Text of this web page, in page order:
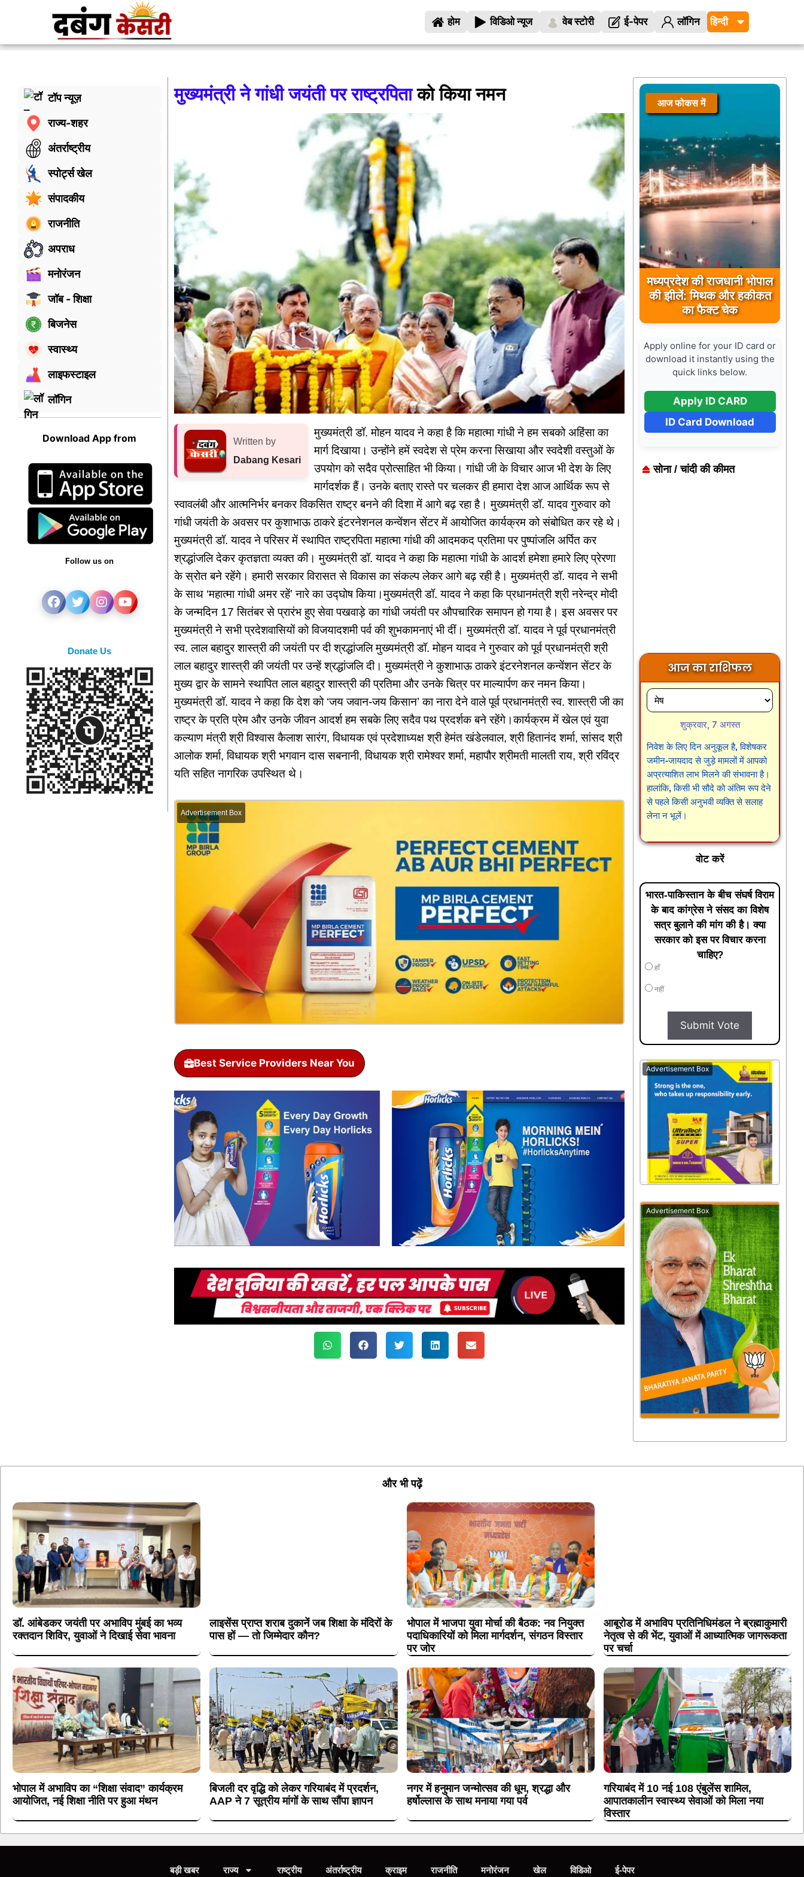
होम विडिओ न्यूज वेब स्टोरी ई-पेपर लॉगिन
टॉप न्यूज़
राज्य-शहर
अंतर्राष्ट्रीय
स्पोर्ट्स खेल
संपादकीय
राजनीति
अपराध
मनोरंजन
जॉब - शिक्षा
बिजनेस
स्वास्थ्य
लाइफस्टाइल
लॉगिन
Download App from
Follow us on
Donate Us
मुख्यमंत्री ने गांधी जयंती पर राष्ट्रपिताको किया नमन
Written by
Dabang Kesari
मुख्यमंत्री डॉ. मोहन यादव ने कहा है कि महात्मा गांधी ने हम सबको अहिंसा का
मार्ग दिखाया। उन्होंने हमें स्वदेश से प्रेम करना सिखाया और स्वदेशी वस्तुओं के
उपयोग को सदैव प्रोत्साहित भी किया। गांधी जी के विचार आज भी देश के लिए
मार्गदर्शक हैं। उनके बताए रास्ते पर चलकर ही हमारा देश आज आर्थिक रूप से
स्वावलंबी और आत्मनिर्भर बनकर विकसित राष्ट्र बनने की दिशा में आगे बढ़ रहा है। मुख्यमंत्री डॉ. यादव गुरुवार को
गांधी जयंती के अवसर पर कुशाभाऊ ठाकरे इंटरनेशनल कन्वेंशन सेंटर में आयोजित कार्यक्रम को संबोधित कर रहे थे।
मुख्यमंत्री डॉ. यादव ने परिसर में स्थापित राष्ट्रपिता महात्मा गांधी की आदमकद प्रतिमा पर पुष्पांजलि अर्पित कर
श्रद्धांजलि देकर कृतज्ञता व्यक्त की। मुख्यमंत्री डॉ. यादव ने कहा कि महात्मा गांधी के आदर्श हमेशा हमारे लिए प्रेरणा
के स्रोत बने रहेंगे। हमारी सरकार विरासत से विकास का संकल्प लेकर आगे बढ़ रही है। मुख्यमंत्री डॉ. यादव ने सभी
के साथ ‘महात्मा गांधी अमर रहें’ नारे का उद्घोष किया।मुख्यमंत्री डॉ. यादव ने कहा कि प्रधानमंत्री श्री नरेन्द्र मोदी
के जन्मदिन 17 सितंबर से प्रारंभ हुए सेवा पखवाड़े का गांधी जयंती पर औपचारिक समापन हो गया है। इस अवसर पर
मुख्यमंत्री ने सभी प्रदेशवासियों को विजयादशमी पर्व की शुभकामनाएं भी दीं। मुख्यमंत्री डॉ. यादव ने पूर्व प्रधानमंत्री
स्व. लाल बहादुर शास्त्री की जयंती पर दी श्रद्धांजलि मुख्यमंत्री डॉ. मोहन यादव ने गुरुवार को पूर्व प्रधानमंत्री श्री
लाल बहादुर शास्त्री की जयंती पर उन्हें श्रद्धांजलि दी। मुख्यमंत्री ने कुशाभाऊ ठाकरे इंटरनेशनल कन्वेंशन सेंटर के
मुख्य द्वार के सामने स्थापित लाल बहादुर शास्त्री की प्रतिमा और उनके चित्र पर माल्यार्पण कर नमन किया।
मुख्यमंत्री डॉ. यादव ने कहा कि देश को ‘जय जवान-जय किसान’ का नारा देने वाले पूर्व प्रधानमंत्री स्व. शास्त्री जी का
राष्ट्र के प्रति प्रेम और उनके जीवन आदर्श हम सबके लिए सदैव पथ प्रदर्शक बने रहेंगे।कार्यक्रम में खेल एवं युवा
कल्याण मंत्री श्री विश्वास कैलाश सारंग, विधायक एवं प्रदेशाध्यक्ष श्री हेमंत खंडेलवाल, श्री हितानंद शर्मा, सांसद श्री
आलोक शर्मा, विधायक श्री भगवान दास सबनानी, विधायक श्री रामेश्वर शर्मा, महापौर श्रीमती मालती राय, श्री रविंद्र
यति सहित नागरिक उपस्थित थे।
Advertisement Box
Best Service Providers Near You
आज फोकस में
मध्यप्रदेश की राजधानी भोपाल
की झीलें: मिथक और हकीकत
का फैक्ट चेक
Apply online for your ID card or
download it instantly using the
quick links below.
Apply ID CARD
ID Card Download
सोना / चांदी की कीमत
आज का राशिफल
शुक्रवार, 7 अगस्त
निवेश के लिए दिन अनुकूल है, विशेषकर
जमीन-जायदाद से जुड़े मामलों में आपको
अप्रत्याशित लाभ मिलने की संभावना है।
हालांकि, किसी भी सौदे को अंतिम रूप देने
से पहले किसी अनुभवी व्यक्ति से सलाह
लेना न भूलें।
वोट करें
भारत-पाकिस्तान के बीच संघर्ष विराम
के बाद कांग्रेस ने संसद का विशेष
सत्र बुलाने की मांग की है। क्या
सरकार को इस पर विचार करना
चाहिए?
हाँ
नहीं
Submit Vote
Advertisement Box
Advertisement Box
और भी पढ़ें
डॉ. आंबेडकर जयंती पर अभाविप मुंबई का भव्य
रक्तदान शिविर, युवाओं ने दिखाई सेवा भावना
लाइसेंस प्राप्त शराब दुकानें जब शिक्षा के मंदिरों के
पास हों — तो जिम्मेदार कौन?
भोपाल में भाजपा युवा मोर्चा की बैठक: नव नियुक्त
पदाधिकारियों को मिला मार्गदर्शन, संगठन विस्तार
पर जोर
आबूरोड में अभाविप प्रतिनिधिमंडल ने ब्रह्माकुमारी
नेतृत्व से की भेंट, युवाओं में आध्यात्मिक जागरूकता
पर चर्चा
भोपाल में अभाविप का “शिक्षा संवाद” कार्यक्रम
आयोजित, नई शिक्षा नीति पर हुआ मंथन
बिजली दर वृद्धि को लेकर गरियाबंद में प्रदर्शन,
AAP ने 7 सूत्रीय मांगों के साथ सौंपा ज्ञापन
नगर में हनुमान जन्मोत्सव की धूम, श्रद्धा और
हर्षोल्लास के साथ मनाया गया पर्व
गरियाबंद में 10 नई 108 एंबुलेंस शामिल,
आपातकालीन स्वास्थ्य सेवाओं को मिला नया
विस्तार
बड़ी खबर राज्य राष्ट्रीय अंतर्राष्ट्रीय क्राइम राजनीति मनोरंजन खेल विडिओ ई-पेपर